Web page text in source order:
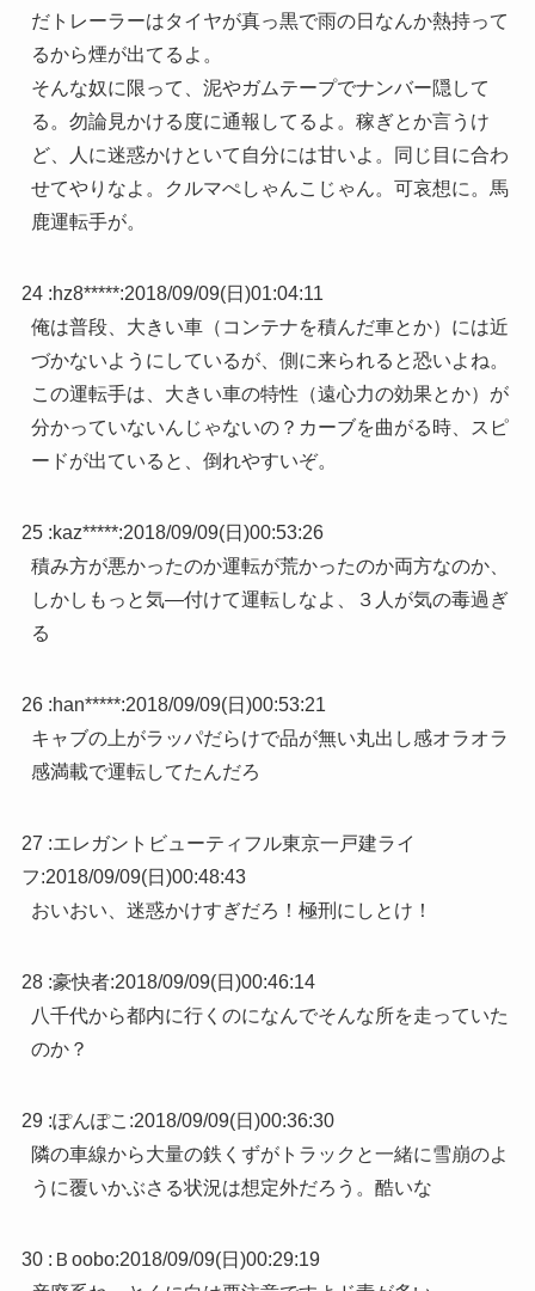
だトレーラーはタイヤが真っ黒で雨の日なんか熱持って
るから煙が出てるよ。
そんな奴に限って、泥やガムテープでナンバー隠して
る。勿論見かける度に通報してるよ。稼ぎとか言うけ
ど、人に迷惑かけといて自分には甘いよ。同じ目に合わ
せてやりなよ。クルマぺしゃんこじゃん。可哀想に。馬
鹿運転手が。
24 :hz8*****:2018/09/09(日)01:04:11
俺は普段、大きい車（コンテナを積んだ車とか）には近
づかないようにしているが、側に来られると恐いよね。
この運転手は、大きい車の特性（遠心力の効果とか）が
分かっていないんじゃないの？カーブを曲がる時、スピ
ードが出ていると、倒れやすいぞ。
25 :kaz*****:2018/09/09(日)00:53:26
積み方が悪かったのか運転が荒かったのか両方なのか、
しかしもっと気―付けて運転しなよ、３人が気の毒過ぎ
る
26 :han*****:2018/09/09(日)00:53:21
キャブの上がラッパだらけで品が無い丸出し感オラオラ
感満載で運転してたんだろ
27 :エレガントビューティフル東京一戸建ライ
フ:2018/09/09(日)00:48:43
おいおい、迷惑かけすぎだろ！極刑にしとけ！
28 :豪快者:2018/09/09(日)00:46:14
八千代から都内に行くのになんでそんな所を走っていた
のか？
29 :ぽんぽこ :2018/09/09(日)00:36:30
隣の車線から大量の鉄くずがトラックと一緒に雪崩のよ
うに覆いかぶさる状況は想定外だろう。酷いな
30 : Ｂoobo:2018/09/09(日)00:29:19